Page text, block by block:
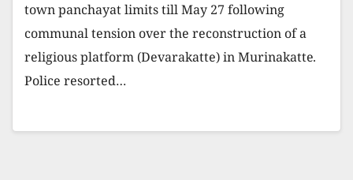
town panchayat limits till May 27 following
communal tension over the reconstruction of a
religious platform (Devarakatte) in Murinakatte.
Police resorted…